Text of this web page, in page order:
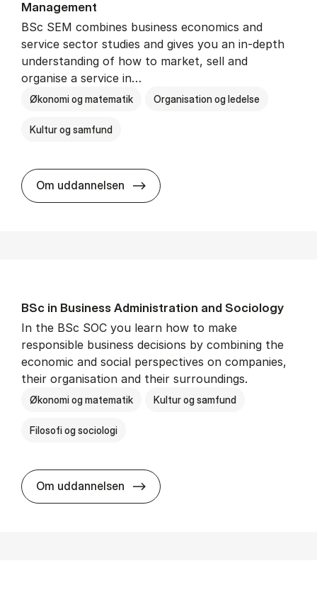
Man­age­ment
BSc SEM combines business economics and
service sector studies and gives you an in-depth
understanding of how to market, sell and
organise a service in…
Økonomi og matematik Organisation og ledelse
Kultur og samfund
Om uddannelsen BSc in Busi­ness Ad­min­is­tra­tion
BSc in Busi­ness Ad­min­is­tra­tion and So­ci­ology
In the BSc SOC you learn how to make
responsible business decisions by combining the
economic and social perspectives on companies,
their organisation and their surroundings.
Økonomi og matematik Kultur og samfund
Filosofi og sociologi
Om uddannelsen BSc in Busi­ness Ad­min­is­tra­tion